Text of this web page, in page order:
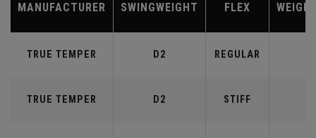
MANUFACTURER SWINGWEIGHT FLEX
TRUE TEMPER D2 REGULAR
TRUE TEMPER D2 STIFF